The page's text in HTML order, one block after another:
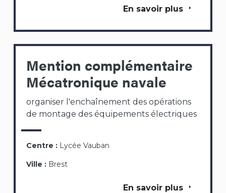
En savoir plus
Mention complémentaire
Mécatronique navale
organiser l'enchaînement des opérations
de montage des équipements électriques
Centre : Lycée Vauban
Ville : Brest
En savoir plus